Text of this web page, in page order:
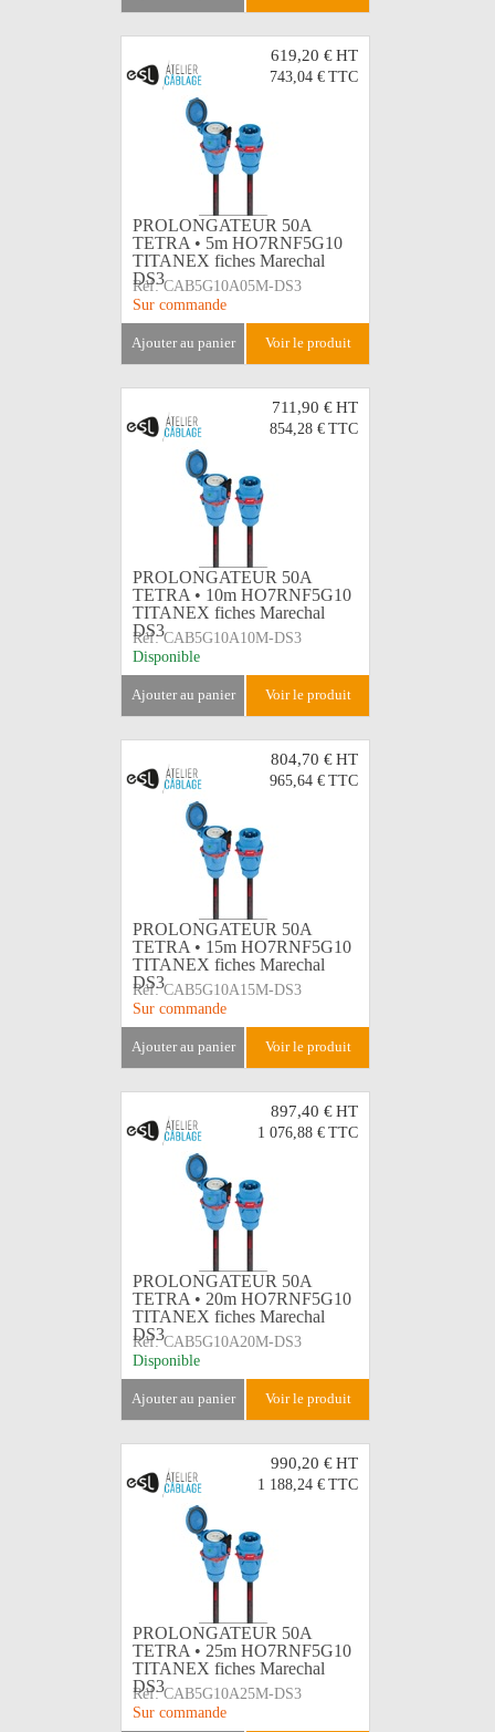
619,20 €HT
743,04 € TTC
PROLONGATEUR 50A
TETRA • 5m HO7RNF5G10
TITANEX fiches Marechal
DS3
Réf: CAB5G10A05M-DS3
Sur commande
ajouter au panier voir le produit
711,90 €HT
854,28 € TTC
PROLONGATEUR 50A
TETRA • 10m HO7RNF5G10
TITANEX fiches Marechal
DS3
Réf: CAB5G10A10M-DS3
Disponible
ajouter au panier voir le produit
804,70 €HT
965,64 € TTC
PROLONGATEUR 50A
TETRA • 15m HO7RNF5G10
TITANEX fiches Marechal
DS3
Réf: CAB5G10A15M-DS3
Sur commande
ajouter au panier voir le produit
897,40 €HT
1 076,88 € TTC
PROLONGATEUR 50A
TETRA • 20m HO7RNF5G10
TITANEX fiches Marechal
DS3
Réf: CAB5G10A20M-DS3
Disponible
ajouter au panier voir le produit
990,20 €HT
1 188,24 € TTC
PROLONGATEUR 50A
TETRA • 25m HO7RNF5G10
TITANEX fiches Marechal
DS3
Réf: CAB5G10A25M-DS3
Sur commande